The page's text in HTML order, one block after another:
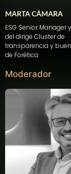
MARTA CÁMARA
ESG Senior Manager y
del dirige Cluster de
transparencia y buen
de Forética
Moderador